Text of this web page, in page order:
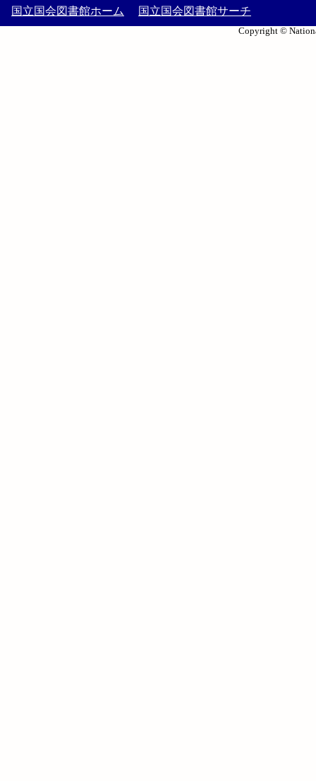
国立国会図書館ホーム 国立国会図書館サーチ
Copyright ©